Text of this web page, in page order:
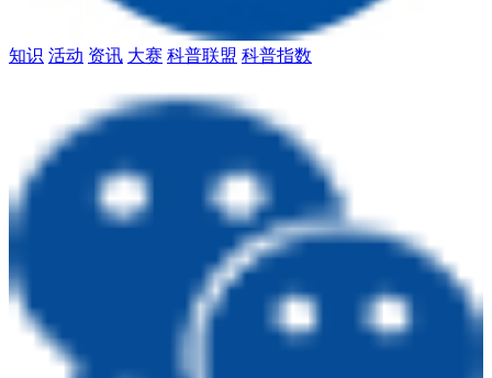
知识 活动 资讯 大赛 科普联盟 科普指数